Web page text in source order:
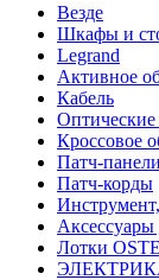
Везде
Шкафы и
Legrand
Активное
Кабель
Кроссовое
Патч-
Патч-корды
Лотки